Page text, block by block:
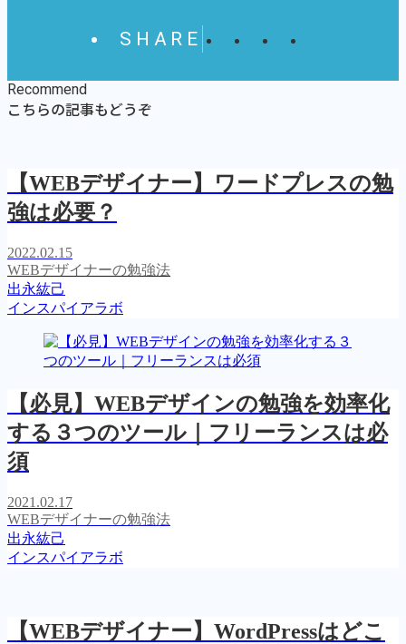
SHARE
Recommend
こちらの記事もどうぞ
【WEBデザイナー】ワードプレスの勉
強は必要？
2022.02.15
WEBデザイナーの勉強法
出永紘己
インスパイアラボ
【必見】WEBデザインの勉強を効率化
する３つのツール｜フリーランスは必
須
2021.02.17
WEBデザイナーの勉強法
出永紘己
インスパイアラボ
【WEBデザイナー】WordPressはどこ